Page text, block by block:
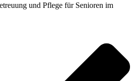
und Pflege für Senioren im